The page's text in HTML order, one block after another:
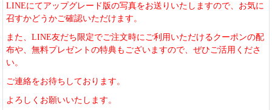
LINEにてアップグレード版の写真をお送りいたしますので、お気に
召すかどうかご確認いただけます。
また、LINE友だち限定でご注文時にご利用いただけるクーポンの配
布や、無料プレゼントの特典もございますので、ぜひご活用くださ
い。
ご連絡をお待ちしております。
よろしくお願いいたします。